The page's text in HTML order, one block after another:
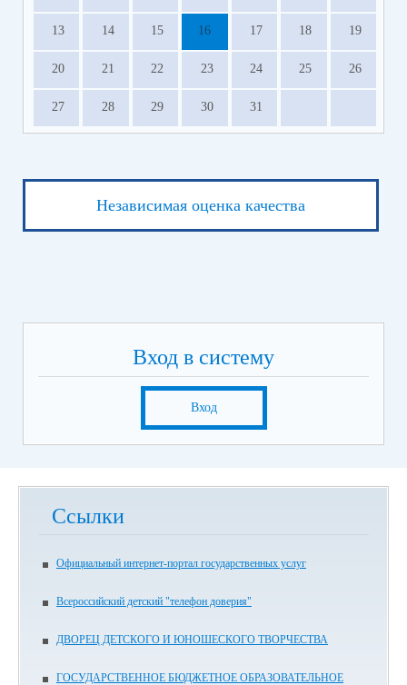
13 14 15 16 17 18 19
20 21 22 23 24 25 26
27 28 29 30 31
Независимая оценка качества
Вход в систему
Вход
Ссылки
Официальный интернет-портал государственных услуг
Всероссийский детский "телефон доверия"
ДВОРЕЦ ДЕТСКОГО И ЮНОШЕСКОГО ТВОРЧЕСТВА
ГОСУДАРСТВЕННОЕ БЮДЖЕТНОЕ ОБРАЗОВАТЕЛЬНОЕ